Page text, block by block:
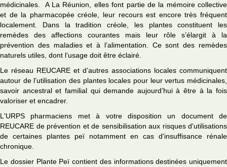
médicinales. A La Réunion, elles font partie de la mémoire collective
et de la pharmacopée créole, leur recours est encore très fréquent
localement. Dans la tradition créole, les plantes constituent les
remèdes des affections courantes mais leur rôle s’élargit à la
prévention des maladies et à l’alimentation. Ce sont des remèdes
naturels utiles, dont l’usage doit être éclairé.
Le réseau REUCARE et d’autres associations locales communiquent
autour de l’utilisation des plantes locales pour leur vertus médicinales,
savoir ancestral et familial qui demande aujourd’hui à être à la fois
valoriser et encadrer.
L'URPS pharmaciens met à votre disposition un document de
REUCARE de prévention et de sensibilisation aux risques d'utilisations
de certaines plantes peï notamment en cas d'insuffisance rénale
chronique.
Le dossier Plante Peï contient des informations destinées uniquement